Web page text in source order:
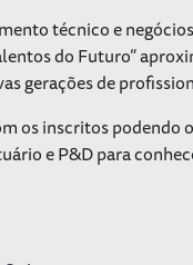
técnico e
do Futuro”
gerações de
os inscritos podendo
e P&D para